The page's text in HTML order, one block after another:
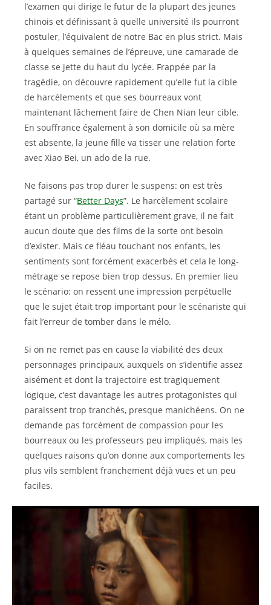
l’examen qui dirige le futur de la plupart des jeunes
chinois et définissant à quelle université ils pourront
postuler, l’équivalent de notre Bac en plus strict. Mais
à quelques semaines de l’épreuve, une camarade de
classe se jette du haut du lycée. Frappée par la
tragédie, on découvre rapidement qu’elle fut la cible
de harcèlements et que ses bourreaux vont
maintenant lâchement faire de Chen Nian leur cible.
En souffrance également à son domicile où sa mère
est absente, la jeune fille va tisser une relation forte
avec Xiao Bei, un ado de la rue.
Ne faisons pas trop durer le suspens: on est très
partagé sur “Better Days”. Le harcèlement scolaire
étant un problème particulièrement grave, il ne fait
aucun doute que des films de la sorte ont besoin
d’exister. Mais ce fléau touchant nos enfants, les
sentiments sont forcément exacerbés et cela le long-
métrage se repose bien trop dessus. En premier lieu
le scénario: on ressent une impression perpétuelle
que le sujet était trop important pour le scénariste qui
fait l’erreur de tomber dans le mélo.
Si on ne remet pas en cause la viabilité des deux
personnages principaux, auxquels on s’identifie assez
aisément et dont la trajectoire est tragiquement
logique, c’est davantage les autres protagonistes qui
paraissent trop tranchés, presque manichéens. On ne
demande pas forcément de compassion pour les
bourreaux ou les professeurs peu impliqués, mais les
quelques raisons qu’on donne aux comportements les
plus vils semblent franchement déjà vues et un peu
faciles.